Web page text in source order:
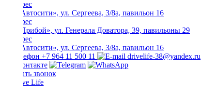
ТЦ «Автосити», ул. Сергеева, 3/8а, павильон 16
ТЦ «Прибой», ул. Генерала Доватора, 39, павильоны 29
ТЦ «Автосити», ул. Сергеева, 3/8а, павильон 16
+7 964 11 500 11
drivelife-38@yandex.ru
Заказать звонок